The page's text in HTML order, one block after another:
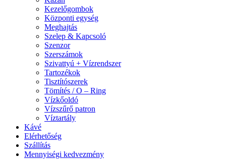
Kezelőgombok
Központi egység
Meghajtás
Szelep & Kapcsoló
Szenzor
Szerszámok
Szivattyú + Vízrendszer
Tartozékok
Tisztítószerek
Tömítés / O – Ring
Vízkőoldó
Vízszűrő patron
Víztartály
Kávé
Elérhetőség
Szállítás
Mennyiségi kedvezmény